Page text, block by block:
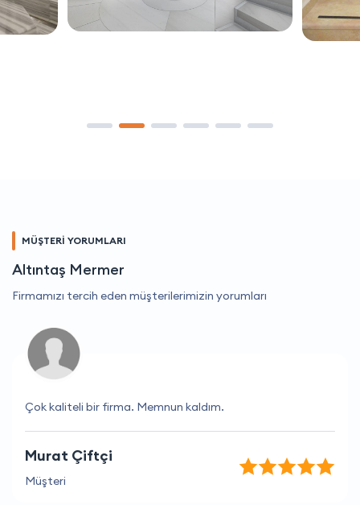
MÜŞTERİ YORUMLARI
Altıntaş Mermer
Firmamızı tercih eden müşterilerimizin yorumları
Çok kaliteli bir firma. Memnun kaldım.
Murat Çiftçi
Müşteri